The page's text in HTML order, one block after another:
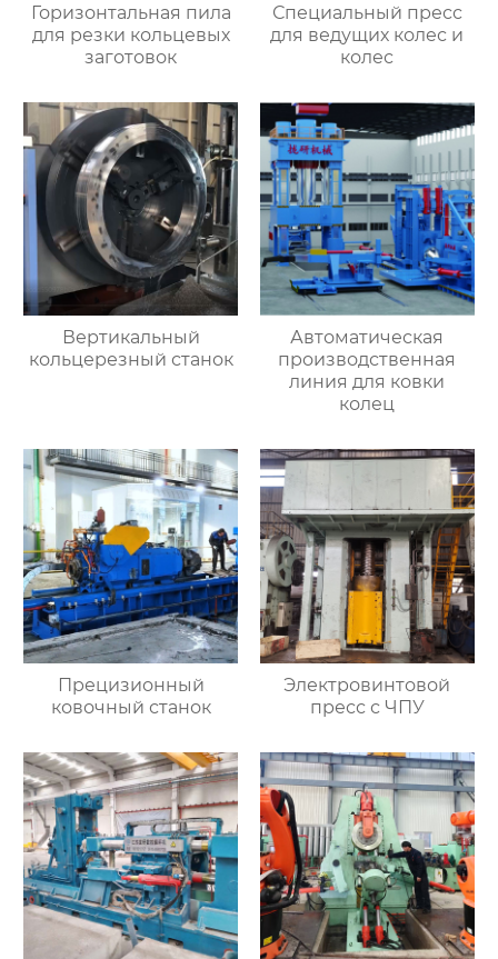
Горизонтальная пила
для резки кольцевых
заготовок
Специальный пресс
для ведущих колес и
колес
Вертикальный
кольцерезный станок
Автоматическая
производственная
линия для ковки
колец
Прецизионный
ковочный станок
Электровинтовой
пресс с ЧПУ